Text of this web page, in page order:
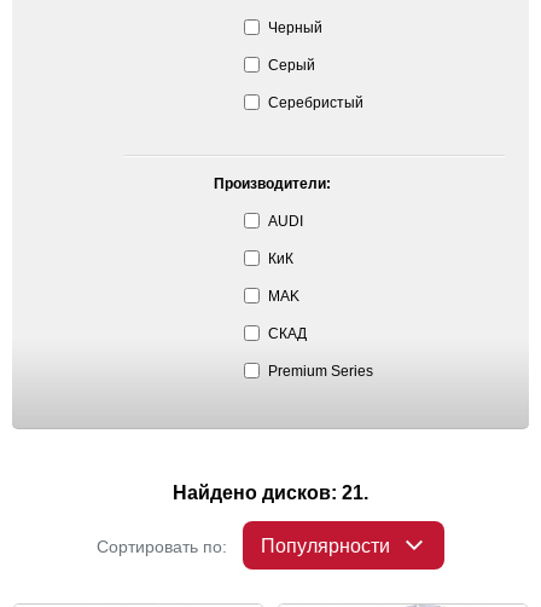
Черный
Серый
Серебристый
Производители:
AUDI
КиК
MAK
СКАД
Premium Series
Найдено дисков: 21.
Сортировать по: Популярности